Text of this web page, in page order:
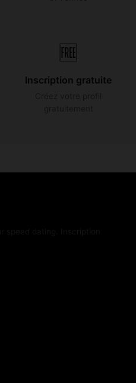
🆓
Inscription gratuite